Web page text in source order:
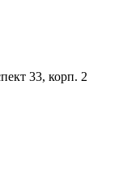
33, корп. 2